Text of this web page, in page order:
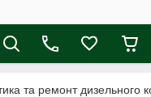
та ремонт